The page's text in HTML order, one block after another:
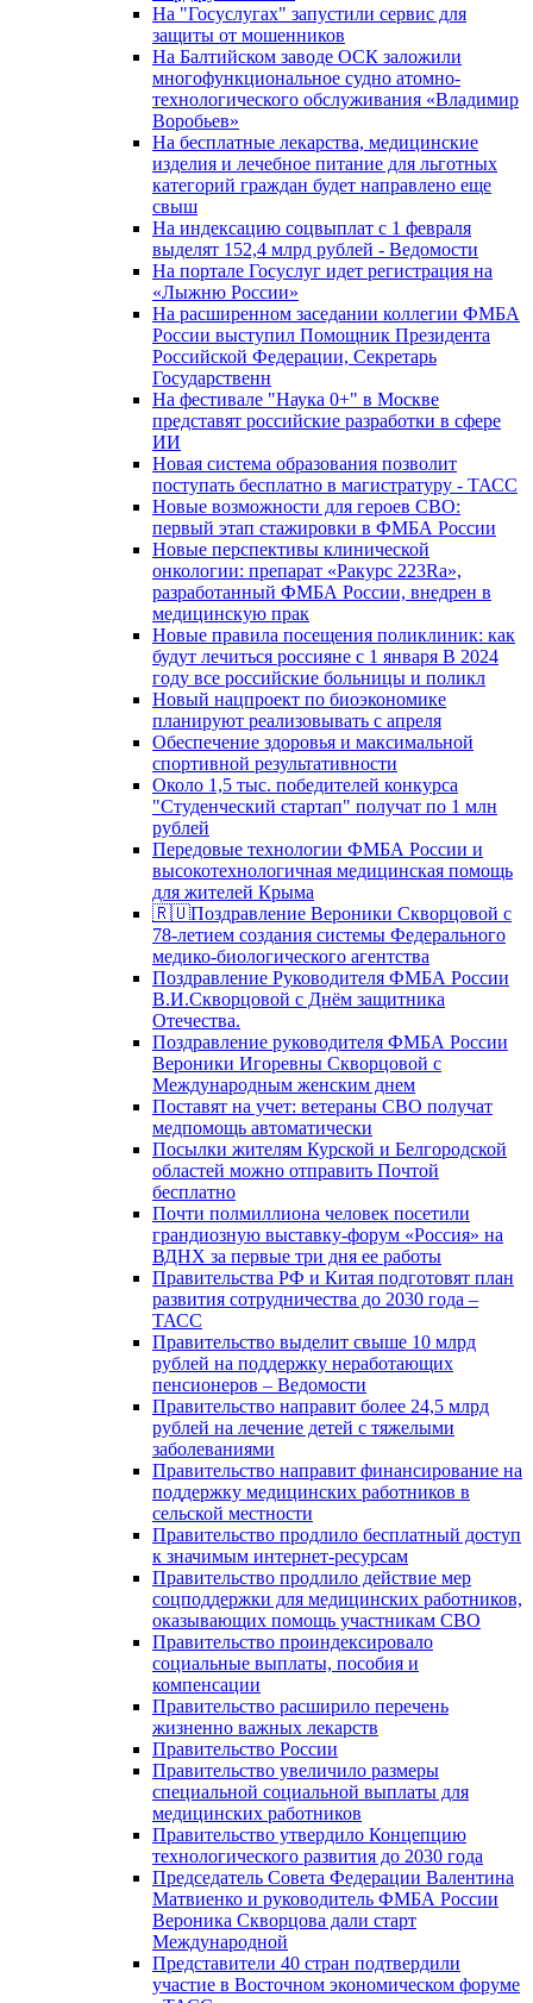
На "Госуслугах" запустили сервис для
защиты от мошенников
На Балтийском заводе ОСК заложили
многофункциональное судно атомно-
технологического обслуживания «Владимир
Воробьев»
На бесплатные лекарства, медицинские
изделия и лечебное питание для льготных
категорий граждан будет направлено еще
свыш
На индексацию соцвыплат с 1 февраля
выделят 152,4 млрд рублей - Ведомости
На портале Госуслуг идет регистрация на
«Лыжню России»
На расширенном заседании коллегии ФМБА
России выступил Помощник Президента
Российской Федерации, Секретарь
Государственн
На фестивале "Наука 0+" в Москве
представят российские разработки в сфере
ИИ
Новая система образования позволит
поступать бесплатно в магистратуру - ТАСС
Новые возможности для героев СВО:
первый этап стажировки в ФМБА России
Новые перспективы клинической
онкологии: препарат «Ракурс 223Ra»,
разработанный ФМБА России, внедрен в
медицинскую прак
Новые правила посещения поликлиник: как
будут лечиться россияне с 1 января В 2024
году все российские больницы и поликл
Новый нацпроект по биоэкономике
планируют реализовывать с апреля
Обеспечение здоровья и максимальной
спортивной результативности
Около 1,5 тыс. победителей конкурса
"Студенческий стартап" получат по 1 млн
рублей
Передовые технологии ФМБА России и
высокотехнологичная медицинская помощь
для жителей Крыма
🇷🇺Поздравление Вероники Скворцовой с
78-летием создания системы Федерального
медико-биологического агентства
Поздравление Руководителя ФМБА России
В.И.Скворцовой с Днём защитника
Отечества.
Поздравление руководителя ФМБА России
Вероники Игоревны Скворцовой с
Международным женским днем
Поставят на учет: ветераны СВО получат
медпомощь автоматически
Посылки жителям Курской и Белгородской
областей можно отправить Почтой
бесплатно
Почти полмиллиона человек посетили
грандиозную выставку-форум «Россия» на
ВДНХ за первые три дня ее работы
Правительства РФ и Китая подготовят план
развития сотрудничества до 2030 года –
ТАСС
Правительство выделит свыше 10 млрд
рублей на поддержку неработающих
пенсионеров – Ведомости
Правительство направит более 24,5 млрд
рублей на лечение детей с тяжелыми
заболеваниями
Правительство направит финансирование на
поддержку медицинских работников в
сельской местности
Правительство продлило бесплатный доступ
к значимым интернет-ресурсам
Правительство продлило действие мер
соцподдержки для медицинских работников,
оказывающих помощь участникам СВО
Правительство проиндексировало
социальные выплаты, пособия и
компенсации
Правительство расширило перечень
жизненно важных лекарств
Правительство России
Правительство увеличило размеры
специальной социальной выплаты для
медицинских работников
Правительство утвердило Концепцию
технологического развития до 2030 года
Председатель Совета Федерации Валентина
Матвиенко и руководитель ФМБА России
Вероника Скворцова дали старт
Международной
Представители 40 стран подтвердили
участие в Восточном экономическом форуме